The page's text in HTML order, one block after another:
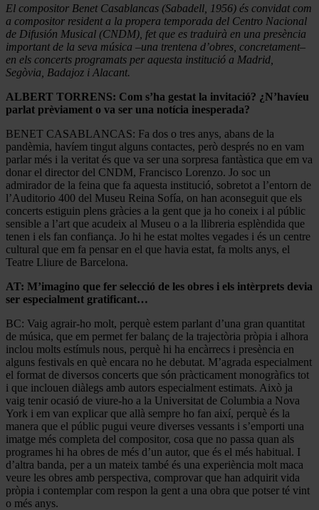
El compositor Benet Casablancas (Sabadell, 1956) és convidat com
a compositor resident a la propera temporada del Centro Nacional
de Difusión Musical (CNDM), fet que es traduirà en una presència
important de la seva música –una trentena d’obres, concretament–
en els concerts programats per aquesta institució a Madrid,
Segòvia, Badajoz i Alacant.
ALBERT TORRENS: Com s’ha gestat la invitació? ¿N’havíeu
parlat prèviament o va ser una notícia inesperada?
BENET CASABLANCAS: Fa dos o tres anys, abans de la
pandèmia, havíem tingut alguns contactes, però després no en vam
parlar més i la veritat és que va ser una sorpresa fantàstica que em va
donar el director del CNDM, Francisco Lorenzo. Jo soc un
admirador de la feina que fa aquesta institució, sobretot a l’entorn de
l’Auditorio 400 del Museu Reina Sofía, on han aconseguit que els
concerts estiguin plens gràcies a la gent que ja ho coneix i al públic
sensible a l’art que acudeix al Museu o a la llibreria esplèndida que
tenen i els fan confiança. Jo hi he estat moltes vegades i és un centre
cultural que em fa pensar en el que havia estat, fa molts anys, el
Teatre Lliure de Barcelona.
AT: M’imagino que fer selecció de les obres i els intèrprets devia
ser especialment gratificant…
BC: Vaig agrair-ho molt, perquè estem parlant d’una gran quantitat
de música, que em permet fer balanç de la trajectòria pròpia i alhora
inclou molts estímuls nous, perquè hi ha encàrrecs i presència en
alguns festivals en què encara no he debutat. M’agrada especialment
el format de diversos concerts que són pràcticament monogràfics tot
i que inclouen diàlegs amb autors especialment estimats. Això ja
vaig tenir ocasió de viure-ho a la Universitat de Columbia a Nova
York i em van explicar que allà sempre ho fan així, perquè és la
manera que el públic pugui veure diverses vessants i s’emporti una
imatge més completa del compositor, cosa que no passa quan als
programes hi ha obres de més d’un autor, que és el més habitual. I
d’altra banda, per a un mateix també és una experiència molt maca
veure les obres amb perspectiva, comprovar que han adquirit vida
pròpia i contemplar com respon la gent a una obra que potser té vint
o més anys.